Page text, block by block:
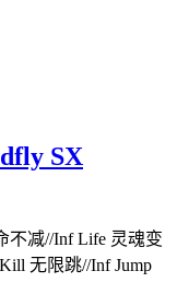
SX
不减//Inf Life 灵魂变
无限跳//Inf Jump